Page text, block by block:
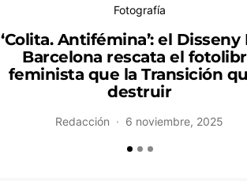
Fotografía
‘Colita. Antifémina’: el Disseny
Barcelona rescata el
feminista que la Transición
destruir
Redacción 6 noviembre, 2025